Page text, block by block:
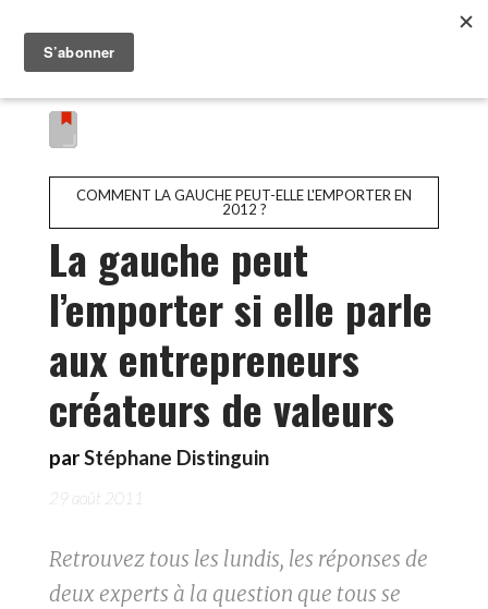
COMMENT LA GAUCHE PEUT-ELLE L'EMPORTER EN
2012 ?
La gauche peut
l’emporter si elle parle
aux entrepreneurs
créateurs de valeurs
parStéphane Distinguin
29 août 2011
Retrouvez tous les lundis, les réponses de
deux experts à la question que tous se